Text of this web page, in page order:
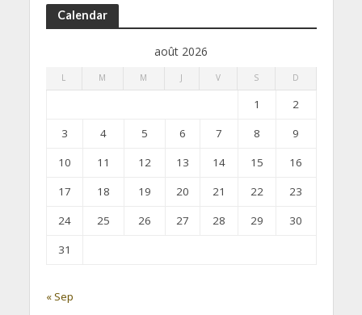
Calendar
août 2026
L M M J V S D
1
2
3
4 5 6 7 8
9
10
11 12 13 14 15
16
17
18 19 20 21 22
23
24
25 26 27 28 29
30
31
« Sep